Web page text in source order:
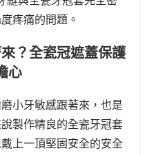
疼痛的問題。
？全瓷冠遮蓋保護
心
小牙敏感跟著來，也是
製作精良的全瓷牙冠套
上一頂堅固安全的安全